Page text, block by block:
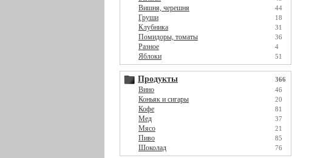
Вишня, черешня 44
Груши 18
Клубника 31
Помидоры, томаты 36
Разное 4
Яблоки 51
Продукты 366
Вино 46
Коньяк и сигары 20
Кофе 81
Мед 37
Мясо 21
Пиво 85
Шоколад 76